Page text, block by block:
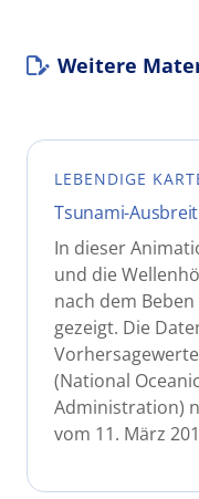
Weitere
LEBENDIGE
Tsunami-
In dieser
und die
nach dem Beben
gezeigt. Die
(National
Administration)
vom 11. März